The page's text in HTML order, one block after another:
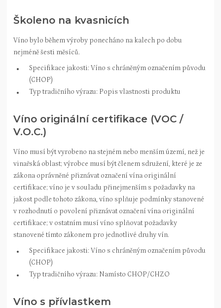
Školeno na kvasnicích
Víno bylo během výroby ponecháno na kalech po dobu
nejméně šesti měsíců.
Specifikace jakosti: Víno s chráněným označením původu
(CHOP)
Typ tradičního výrazu: Popis vlastnosti produktu
Víno originální certifikace (VOC /
V.O.C.)
Víno musí být vyrobeno na stejném nebo menším území, než je
vinařská oblast; výrobce musí být členem sdružení, které je ze
zákona oprávněné přiznávat označení vína originální
certifikace; víno je v souladu přinejmenším s požadavky na
jakost podle tohoto zákona, víno splňuje podmínky stanovené
v rozhodnutí o povolení přiznávat označení vína originální
certifikace; v ostatním musí víno splňovat požadavky
stanovené tímto zákonem pro jednotlivé druhy vín.
Specifikace jakosti: Víno s chráněným označením původu
(CHOP)
Typ tradičního výrazu: Namísto CHOP/CHZO
Víno s přívlastkem